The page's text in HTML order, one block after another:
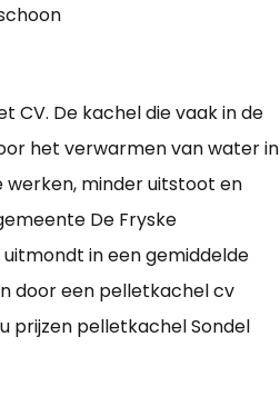
CV. De kachel die vaak in de
het verwarmen van water in
werken, minder uitstoot en
De Fryske
in een gemiddelde
door een pelletkachel cv
prijzen pelletkachel Sondel